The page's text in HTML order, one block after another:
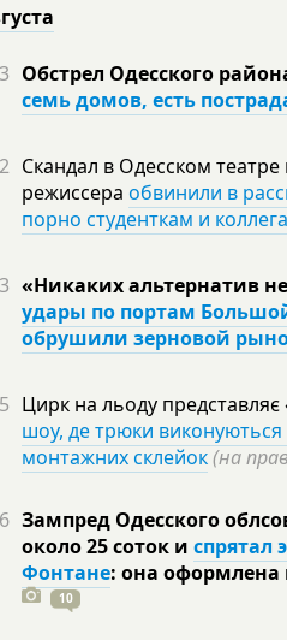
Обстрел Одесского
семь домов, есть
Скандал в Одесском
режиссера обвинили в
порно студенткам и
«Никаких альтернатив
удары по портам
обрушили зерновой
Цирк на льоду
шоу, де трюки виконуються
монтажних склейок(на
Зампред Одесского
около 25 соток и спрятал
Фонтане: она
10